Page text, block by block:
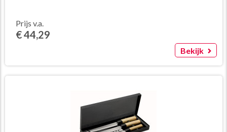
Prijs v.a.
€ 44,29
Bekijk